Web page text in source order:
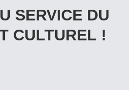
SERVICE DU
CULTUREL !